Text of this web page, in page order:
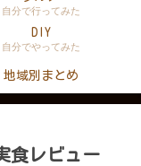
自分で行ってみた
DIY
自分でやってみた
地域別まとめ
食レビュー